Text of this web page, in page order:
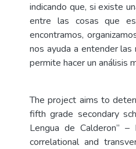
indicando que, si existe
entre las cosas que
encontramos,
nos ayuda a entender
permite hacer un análisis
The project aims to
fifth grade secondary
Lengua de Calderon”
correlational and